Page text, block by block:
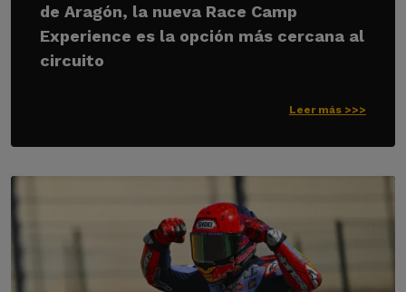
de Aragón, la nueva Race Camp
Experience es la opción más cercana al
circuito
Leer más >>>